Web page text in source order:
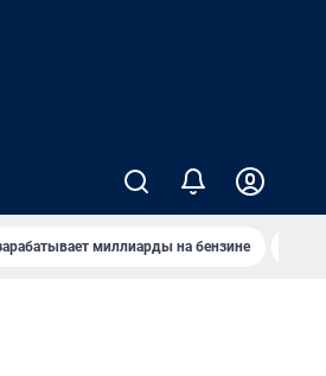
миллиарды на бензине